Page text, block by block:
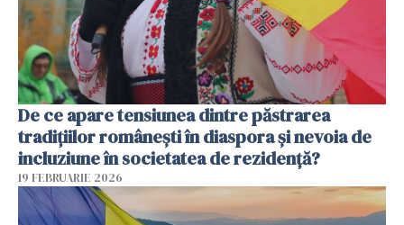
De ce apare tensiunea dintre păstrarea
tradițiilor românești în diaspora și nevoia de
incluziune în societatea de rezidență?
19 FEBRUARIE 2026